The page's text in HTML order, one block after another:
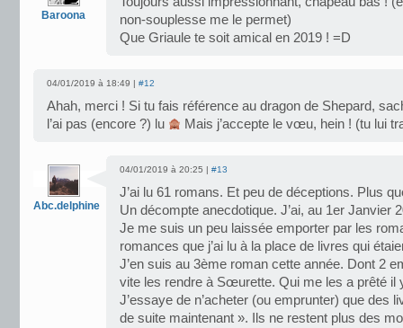
Baroona
non-souplesse me le permet)
Que Griaule te soit amical en 2019 ! =D
04/01/2019 à 18:49 | #12
Ahah, merci ! Si tu fais référence au dragon de Shepard,
l’ai pas (encore ?) lu
Mais j’accepte le vœu, hein ! (tu lui
Abc.delphine
04/01/2019 à 20:25 | #13
J’ai lu 61 romans. Et peu de déceptions. Plus
Un décompte anecdotique. J’ai, au 1er Janvier
Je me suis un peu laissée emporter par les
romances que j’ai lu à la place de livres qui
J’en suis au 3ème roman cette année. Dont 2
vite les rendre à Sœurette. Qui me les a prêté il
J’essaye de n’acheter (ou emprunter) que des
de suite maintenant ». Ils ne restent plus des